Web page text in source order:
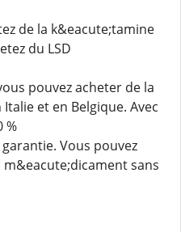
de la k&eacute;tamine
du LSD
pouvez acheter de la
et en Belgique. Avec
%
Vous pouvez
sans